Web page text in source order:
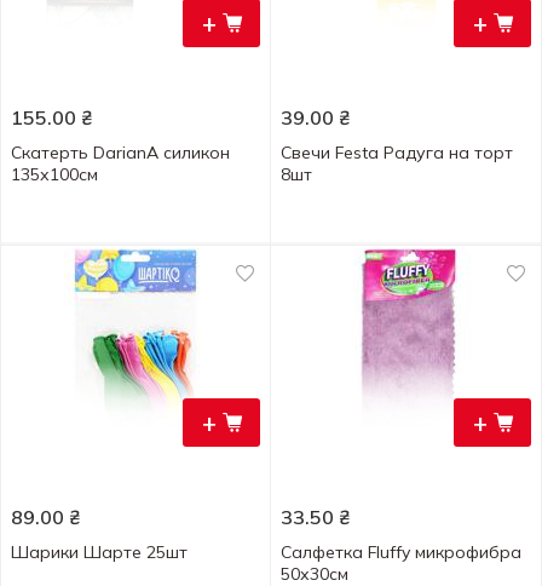
+
155.00 ₴
Скатерть DarianA силикон
135х100см
+
39.00 ₴
Свечи Festa Радуга на торт
8шт
+
89.00 ₴
Шарики Шарте 25шт
+
33.50 ₴
Салфетка Fluffy микрофибра
50х30см